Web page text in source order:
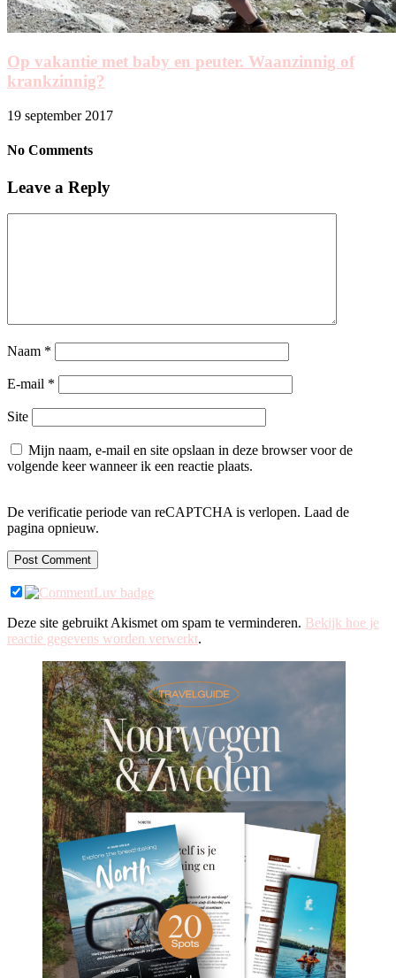
Op vakantie met baby en peuter. Waanzinnig of
krankzinnig?
19 september 2017
No Comments
Leave a Reply
Naam *
E-mail *
Site
Mijn naam, e-mail en site opslaan in deze browser voor de
volgende keer wanneer ik een reactie plaats.
De verificatie periode van reCAPTCHA is verlopen. Laad de
pagina opnieuw.
Deze site gebruikt Akismet om spam te verminderen. Bekijk hoe je
reactie gegevens worden verwerkt.